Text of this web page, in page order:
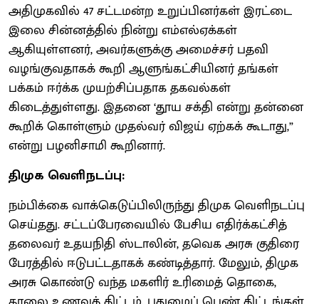
அதிமுகவில் 47 சட்டமன்ற உறுப்பினர்கள் இரட்டை
இலை சின்னத்தில் நின்று எம்எல்ஏக்கள்
ஆகியுள்ளனர், அவர்களுக்கு அமைச்சர் பதவி
வழங்குவதாகக் கூறி ஆளுங்கட்சியினர் தங்கள்
பக்கம் ஈர்க்க முயற்சிப்பதாக தகவல்கள்
கிடைத்துள்ளது. இதனை ‘தூய சக்தி என்று தன்னை
கூறிக் கொள்ளும் முதல்வர் விஜய் ஏற்கக் கூடாது,”
என்று பழனிசாமி கூறினார்.
திமுக வெளிநடப்பு:
நம்பிக்கை வாக்கெடுப்பிலிருந்து திமுக வெளிநடப்பு
செய்தது. சட்டப்பேரவையில் பேசிய எதிர்க்கட்சித்
தலைவர் உதயநிதி ஸ்டாலின், தவெக அரசு குதிரை
பேரத்தில் ஈடுபட்டதாகக் கண்டித்தார். மேலும், திமுக
அரசு கொண்டு வந்த மகளிர் உரிமைத் தொகை,